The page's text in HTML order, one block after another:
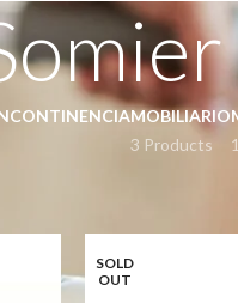
MOBILIARIO
3 Products
SOLD
OUT